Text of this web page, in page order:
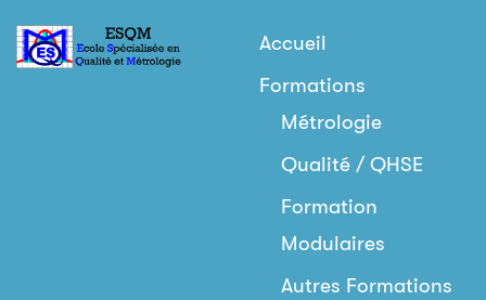
Accueil
Formations
Métrologie
Qualité / QHSE
Formation
Modulaires
Autres Formations